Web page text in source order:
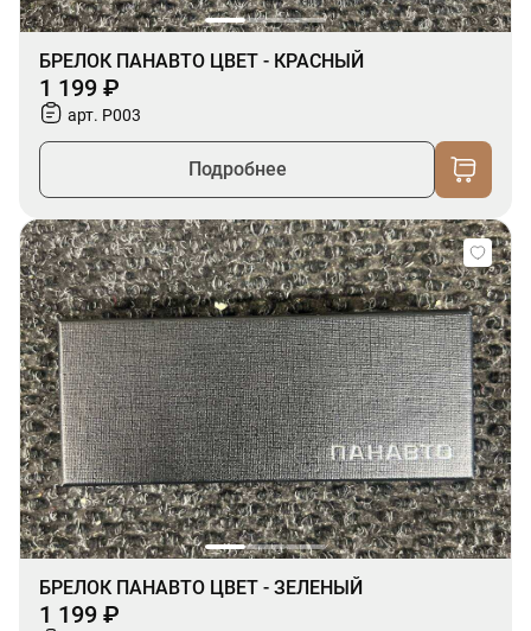
БРЕЛОК ПАНАВТО ЦВЕТ - КРАСНЫЙ
1 199 ₽
арт. P003
Подробнее
БРЕЛОК ПАНАВТО ЦВЕТ - ЗЕЛЕНЫЙ
1 199 ₽